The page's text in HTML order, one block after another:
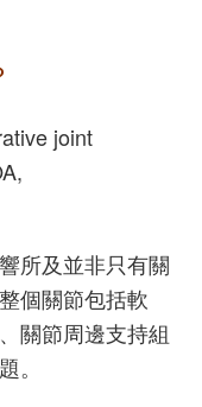
joint
所及並非只有關
個關節包括軟
關節周邊支持組
。